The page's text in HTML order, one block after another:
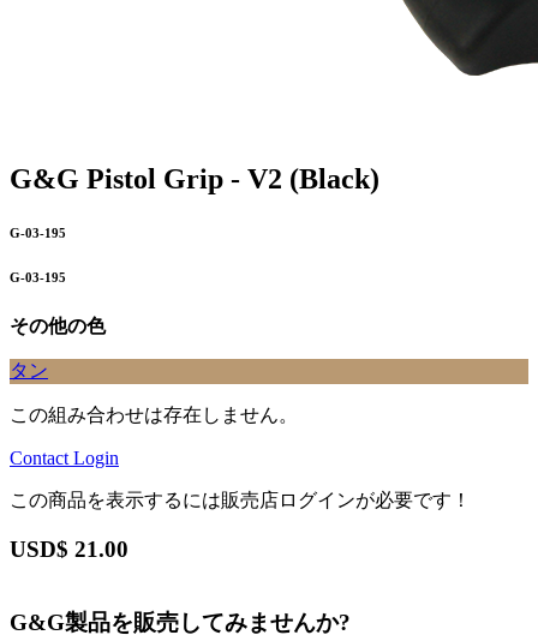
G&G Pistol Grip - V2 (Black)
G-03-195
G-03-195
その他の色
タン
この組み合わせは存在しません。
Contact Login
この商品を表示するには販売店ログインが必要です！
USD$ 21.00
G&G製品を販売してみませんか?